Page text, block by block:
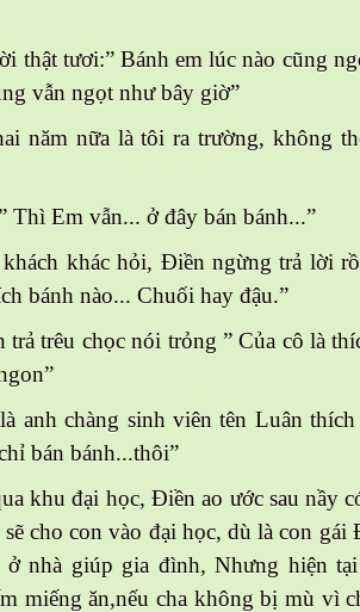
thật tươi:” Bánh em lúc nào cũng
vẫn ngọt như bây giờ”
năm nữa là tôi ra trường, không
Thì Em vẫn... ở đây bán bánh...”
khác hỏi, Điền ngừng trả lời
bánh nào... Chuối hay đậu.”
trả trêu chọc nói trỏng ” Của cô là
anh chàng sinh viên tên Luân
bán bánh...thôi”
khu đại học, Điền ao ước sau nầy
cho con vào đại học, dù là con gái
ở nhà giúp gia đình, Nhưng hiện
miếng ăn,nếu cha không bị mù vì